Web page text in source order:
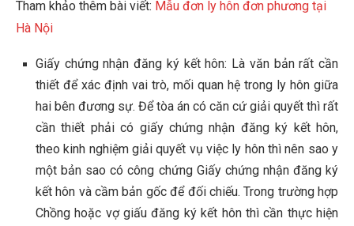
Tham khảo thêm bài viết: Mẫu đơn ly hôn đơn phương tại
Hà Nội
Giấy chứng nhận đăng ký kết hôn: Là văn bản rất cần
thiết để xác định vai trò, mối quan hệ trong ly hôn giữa
hai bên đương sự. Để tòa án có căn cứ giải quyết thì rất
cần thiết phải có giấy chứng nhận đăng ký kết hôn,
theo kinh nghiệm giải quyết vụ việc ly hôn thì nên sao y
một bản sao có công chứng Giấy chứng nhận đăng ký
kết hôn và cầm bản gốc để đối chiếu. Trong trường hợp
Chồng hoặc vợ giấu đăng ký kết hôn thì cần thực hiện